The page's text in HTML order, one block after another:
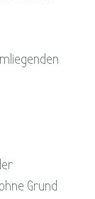
Grund